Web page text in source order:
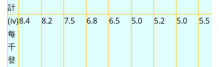
計
(iv)
每
千
登
8.4 8.2 7.5 6.8 6.5 5.0 5.2 5.0 5.5